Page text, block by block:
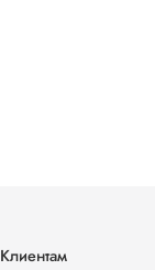
Клиентам